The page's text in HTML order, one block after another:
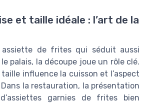
et taille idéale : l’art de la
de frites qui séduit aussi
palais, la découpe joue un rôle clé.
influence la cuisson et l’aspect
la restauration, la présentation
garnies de frites bien